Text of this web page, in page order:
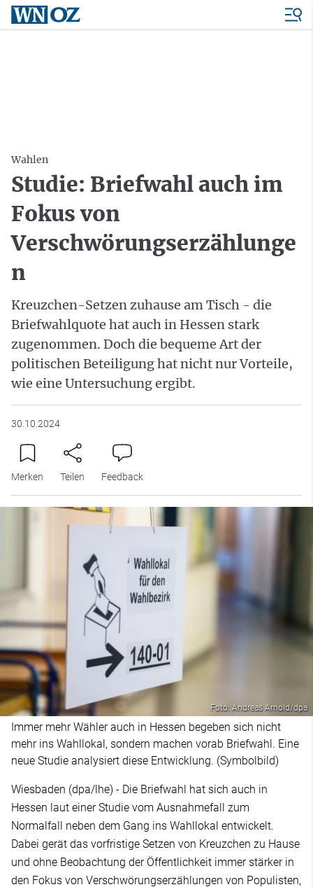
Wahlen
Studie: Briefwahl auch im
Fokus von
Verschwörungserzählunge
n
Kreuzchen-Setzen zuhause am Tisch - die
Briefwahlquote hat auch in Hessen stark
zugenommen. Doch die bequeme Art der
politischen Beteiligung hat nicht nur Vorteile,
wie eine Untersuchung ergibt.
30.10.2024
Merken Teilen Feedback
Foto: Andreas Arnold/dpa
Immer mehr Wähler auch in Hessen begeben sich nicht
mehr ins Wahllokal, sondern machen vorab Briefwahl. Eine
neue Studie analysiert diese Entwicklung. (Symbolbild)
Wiesbaden (dpa/lhe) - Die Briefwahl hat sich auch in
Hessen laut einer Studie vom Ausnahmefall zum
Normalfall neben dem Gang ins Wahllokal entwickelt.
Dabei gerät das vorfristige Setzen von Kreuzchen zu Hause
und ohne Beobachtung der Öffentlichkeit immer stärker in
den Fokus von Verschwörungserzählungen von Populisten,